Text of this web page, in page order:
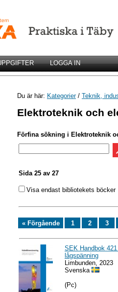
LOGGA IN
Du är här: Kategorier/ Teknik,
Elektroteknik och
Förfina sökning i Elektroteknik
Sida 25 av 27
Visa endast bibliotekets böcker
« Förgående 1 2 3
SEK Handbok
lågspänning
Limbunden, 2023
Svenska
(Pc)